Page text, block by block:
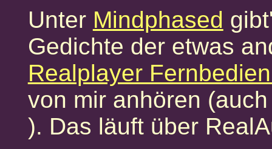
Unter Mindphased
Gedichte der etwas
Realplayer
von mir anhören
). Das läuft über